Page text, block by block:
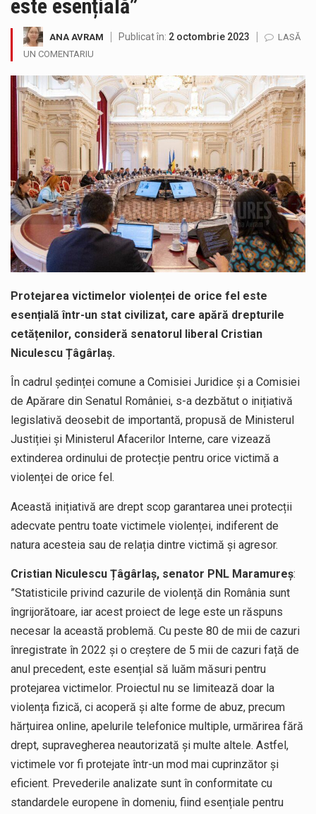
Directorul OCPI Maramures, Daniela-Onița Ivascu, a venit cu un răspuns pentru cei care s-au intrebat în aceste zile: Dacă aplicațiile…
Testarea independentă a sistemului e-Terra, realizată de STS, DNSC și Cyberint, a mai parcurs o rundă de evaluare. Un număr…
Vremea va fi caniculară. Disconfortul termic va fi accentuat, iar indicele temperatură-umezeală (ITU) va depăși pragul critic de 80 de…
A fost finalizat proiectul care prevede un nou spatiu de joacă pentru copiii din localitatea Tulghieș. Primarul comunei Miresu Mare,…
este esențială”
ANA AVRAM Publicat în: 2 octombrie 2023
LASĂ
UN COMENTARIU
Protejarea victimelor violenței de orice fel este
esențială într-un stat civilizat, care apără drepturile
cetățenilor, consideră senatorul liberal Cristian
Niculescu Țâgârlaș.
În cadrul ședinței comune a Comisiei Juridice și a Comisiei
de Apărare din Senatul României, s-a dezbătut o inițiativă
legislativă deosebit de importantă, propusă de Ministerul
Justiției și Ministerul Afacerilor Interne, care vizează
extinderea ordinului de protecție pentru orice victimă a
violenței de orice fel.
Această inițiativă are drept scop garantarea unei protecții
adecvate pentru toate victimele violenței, indiferent de
natura acesteia sau de relația dintre victimă și agresor.
Cristian Niculescu Țâgârlaș, senator PNL Maramureș:
”Statisticile privind cazurile de violență din România sunt
îngrijorătoare, iar acest proiect de lege este un răspuns
necesar la această problemă. Cu peste 80 de mii de cazuri
înregistrate în 2022 și o creștere de 5 mii de cazuri față de
anul precedent, este esențial să luăm măsuri pentru
protejarea victimelor. Proiectul nu se limitează doar la
violența fizică, ci acoperă și alte forme de abuz, precum
hărțuirea online, apelurile telefonice multiple, urmărirea fără
drept, supravegherea neautorizată și multe altele. Astfel,
victimele vor fi protejate într-un mod mai cuprinzător și
eficient. Prevederile analizate sunt în conformitate cu
standardele europene în domeniu, fiind esențiale pentru